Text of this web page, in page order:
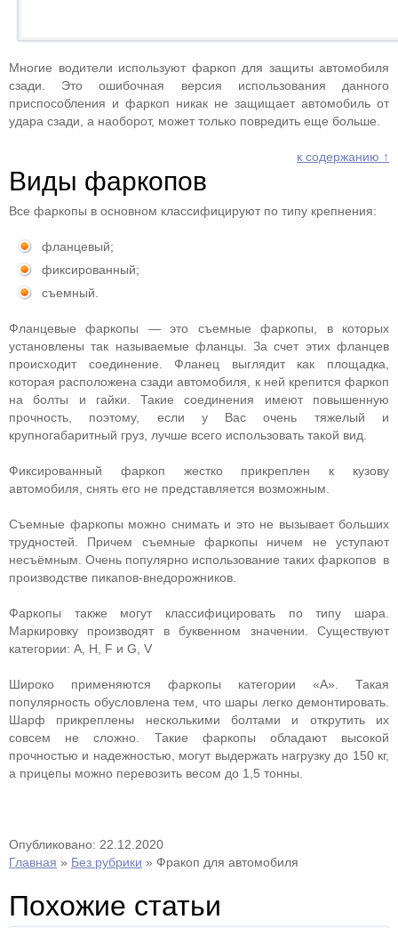
Многие водители используют фаркоп для защиты автомобиля
сзади. Это ошибочная версия использования данного
приспособления и фаркоп никак не защищает автомобиль от
удара сзади, а наоборот, может только повредить еще больше.
к содержанию ↑
Виды фаркопов
Все фаркопы в основном классифицируют по типу крепнения:
фланцевый;
фиксированный;
съемный.
Фланцевые фаркопы — это съемные фаркопы, в которых
установлены так называемые фланцы. За счет этих фланцев
происходит соединение. Фланец выглядит как площадка,
которая расположена сзади автомобиля, к ней крепится фаркоп
на болты и гайки. Такие соединения имеют повышенную
прочность, поэтому, если у Вас очень тяжелый и
крупногабаритный груз, лучше всего использовать такой вид.
Фиксированный фаркоп жестко прикреплен к кузову
автомобиля, снять его не представляется возможным.
Съемные фаркопы можно снимать и это не вызывает больших
трудностей. Причем съемные фаркопы ничем не уступают
несъёмным. Очень популярно использование таких фаркопов в
производстве пикапов-внедорожников.
Фаркопы также могут классифицировать по типу шара.
Маркировку производят в буквенном значении. Существуют
категории: A, H, F и G, V
Широко применяются фаркопы категории «А». Такая
популярность обусловлена тем, что шары легко демонтировать.
Шарф прикреплены несколькими болтами и открутить их
совсем не сложно. Такие фаркопы обладают высокой
прочностью и надежностью, могут выдержать нагрузку до 150 кг,
а прицепы можно перевозить весом до 1,5 тонны.
Опубликовано: 22.12.2020
Главная » Без рубрики » Фракоп для автомобиля
Похожие статьи